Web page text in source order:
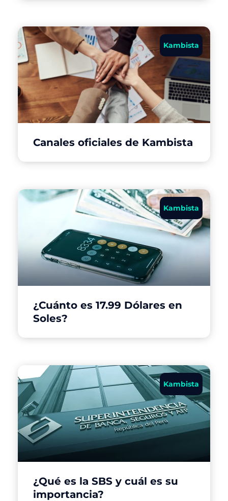
Kambista
Canales oficiales de Kambista
Kambista
¿Cuánto es 17.99 Dólares en
Soles?
Kambista
¿Qué es la SBS y cuál es su
importancia?